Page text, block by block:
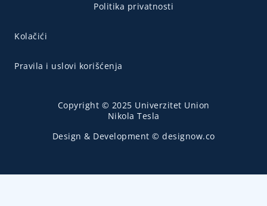
Politika privatnosti
Kolačići
Pravila i uslovi korišćenja
Copyright © 2025 Univerzitet Union
Nikola Tesla
Design & Development © designow.co